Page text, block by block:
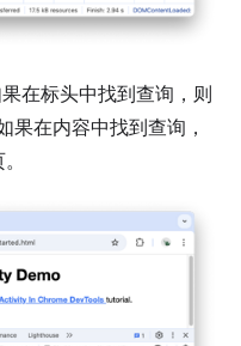
在标头中找到查询，则
果在内容中找到查询，